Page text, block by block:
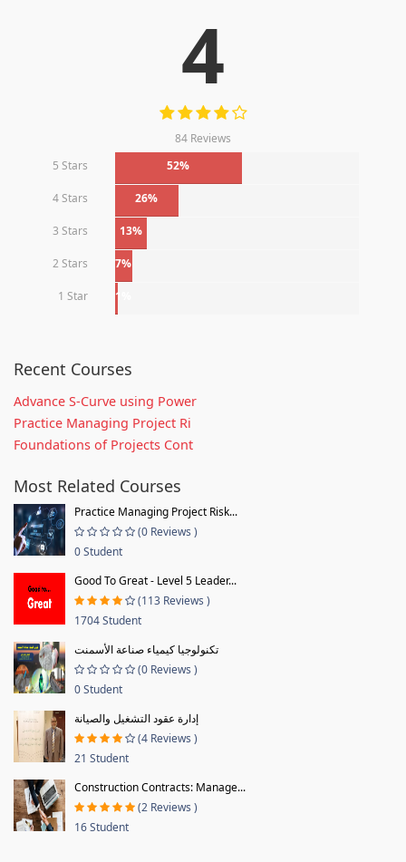
4
84 Reviews
5 Stars
52%
4 Stars 26%
3 Stars 13%
2 Stars 7%
1 Star 1%
Recent Courses
Advance S-Curve using Power
Practice Managing Project Ri
Foundations of Projects Cont
Most Related Courses
Practice Managing Project Risk...
(0 Reviews )
0 Student
Good To Great - Level 5 Leader...
(113 Reviews )
1704 Student
تكنولوجيا كيمياء صناعة الأسمنت
(0 Reviews )
0 Student
إدارة عقود التشغيل والصيانة
(4 Reviews )
21 Student
Construction Contracts: Manage...
(2 Reviews )
16 Student